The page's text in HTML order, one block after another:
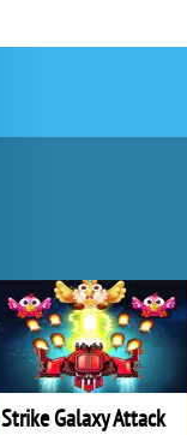
Strike Galaxy Attack